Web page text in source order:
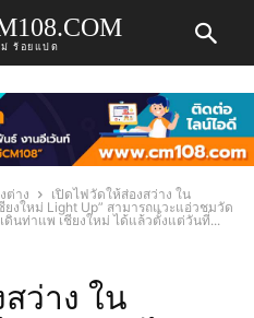
ม่ ร้อยแปด
ต่าง
เปิดไฟวัดให้ส่องสว่าง ใน
ยงใหม่ Light Up” สามารถแวะแอ่วชมวัด
นท่าแพ เชียงใหม่ ได้แล้วตั้งแต่วันที่...
ว่าง ใน